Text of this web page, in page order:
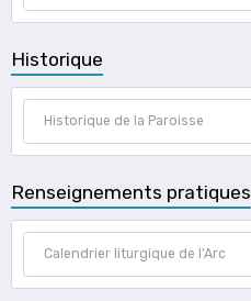
Historique
Historique de la Paroisse
Renseignements pratiques
Calendrier liturgique de l'Arc